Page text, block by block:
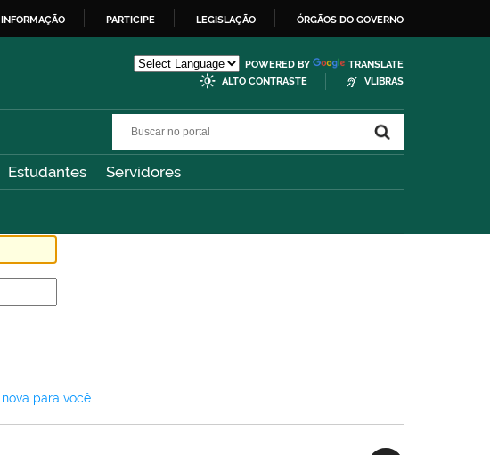
PARTICIPE LEGISLAÇÃO ÓRGÃOS DO GOVERNO
POWERED BY
TRANSLATE
ALTO CONTRASTE
VLIBRAS
Estudantes Servidores
para você.